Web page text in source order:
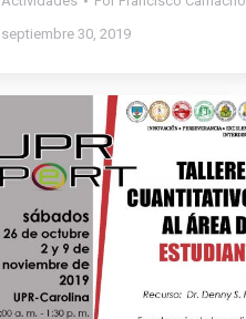
septiembre 30, 2019